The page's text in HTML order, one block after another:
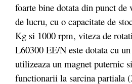
foarte bine dotata din punct de
de lucru, cu o capacitate de
Kg si 1000 rpm, viteza de
L60300 EE/N este dotata cu
utilizeaza un magnet puternic
functionarii la sarcina partiala